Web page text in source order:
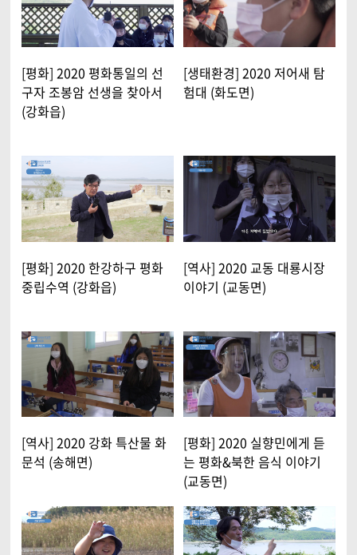
[평화] 2020 평화통일의 선
구자 조봉암 선생을 찾아서
(강화읍)
[생태환경] 2020 저어새 탐
험대 (화도면)
[평화] 2020 한강하구 평화
중립수역 (강화읍)
[역사] 2020 교동 대룡시장
이야기 (교동면)
[역사] 2020 강화 특산물 화
문석 (송해면)
[평화] 2020 실향민에게 듣
는 평화&북한 음식 이야기
(교동면)